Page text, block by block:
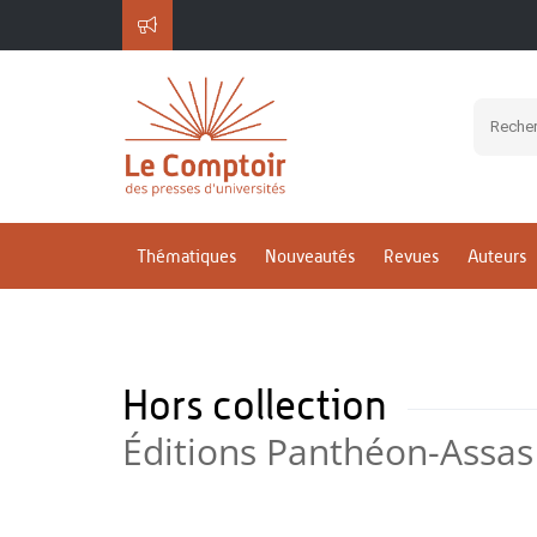
Thématiques Nouveautés Revues Auteurs
Hors collection
Éditions Panthéon-Assas